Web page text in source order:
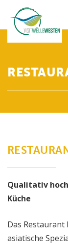
Qualitativ
Küche
Das
asiatische